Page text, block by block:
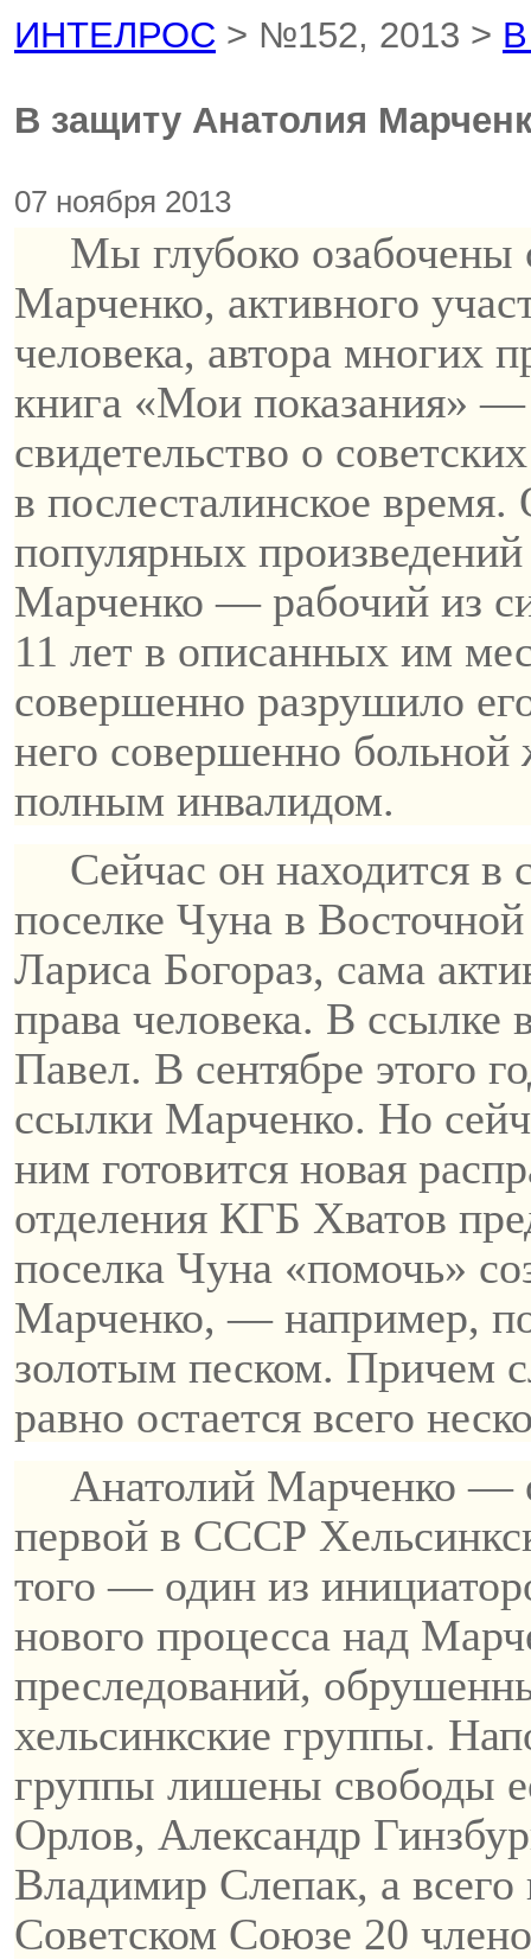
ИНТЕЛРОС > №152, 2013 >
В защиту Анатолия
07 ноября 2013
Мы глубоко озабочены
Марченко, активного
человека, автора многих
книга «Мои показания» —
свидетельство о
в послесталинское время.
популярных
Марченко — рабочий из
11 лет в описанных им
совершенно разрушило
него совершенно больной
полным инвалидом.
Сейчас он находится в
поселке Чуна в
Лариса Богораз, сама
права человека. В
Павел. В сентябре этого
ссылки Марченко. Но
ним готовится новая
отделения КГБ Хватов
поселка Чуна «помочь»
Марченко, — например,
золотым песком. Причем
равно остается всего
Анатолий Марченко —
первой в СССР
того — один из
нового процесса над
преследований,
хельсинкские группы.
группы лишены свободы
Орлов, Александр
Владимир Слепак, а
Советском Союзе 20